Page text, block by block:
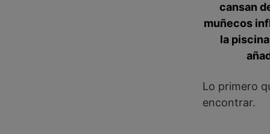
cansan
muñecos
la
Lo primero
encontrar.